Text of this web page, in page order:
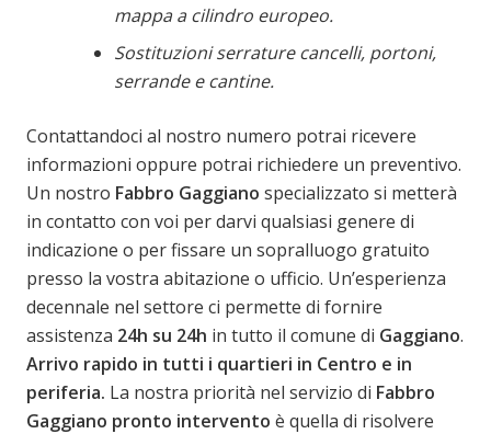
mappa a cilindro europeo.
Sostituzioni serrature cancelli, portoni,
serrande e cantine.
Contattandoci al nostro numero potrai ricevere
informazioni oppure potrai richiedere un preventivo.
Un nostro Fabbro Gaggiano specializzato si metterà
in contatto con voi per darvi qualsiasi genere di
indicazione o per fissare un sopralluogo gratuito
presso la vostra abitazione o ufficio. Un’esperienza
decennale nel settore ci permette di fornire
assistenza 24h su 24h in tutto il comune di Gaggiano.
Arrivo rapido in tutti i quartieri in Centro e in
periferia. La nostra priorità nel servizio di Fabbro
Gaggiano pronto intervento è quella di risolvere